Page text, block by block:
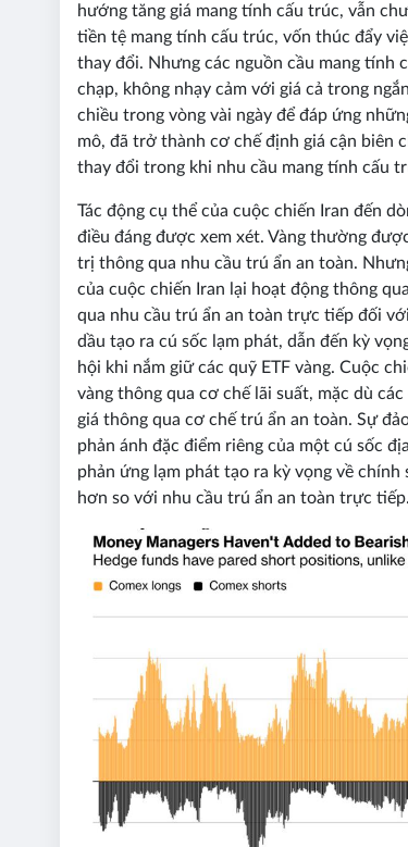
hướng tăng giá mang tính cấu trúc, vẫn
tiền tệ mang tính cấu trúc, vốn thúc đẩy
thay đổi. Nhưng các nguồn cầu mang tính
chạp, không nhạy cảm với giá cả trong
chiều trong vòng vài ngày để đáp ứng
mô, đã trở thành cơ chế định giá cận biên
thay đổi trong khi nhu cầu mang tính cấu
Tác động cụ thể của cuộc chiến Iran đến
điều đáng được xem xét. Vàng thường
trị thông qua nhu cầu trú ẩn an toàn.
của cuộc chiến Iran lại hoạt động thông
qua nhu cầu trú ẩn an toàn trực tiếp đối
dầu tạo ra cú sốc lạm phát, dẫn đến kỳ
hội khi nắm giữ các quỹ ETF vàng. Cuộc
vàng thông qua cơ chế lãi suất, mặc dù
giá thông qua cơ chế trú ẩn an toàn. Sự
phản ánh đặc điểm riêng của một cú sốc
phản ứng lạm phát tạo ra kỳ vọng về
hơn so với nhu cầu trú ẩn an toàn trực tiếp.